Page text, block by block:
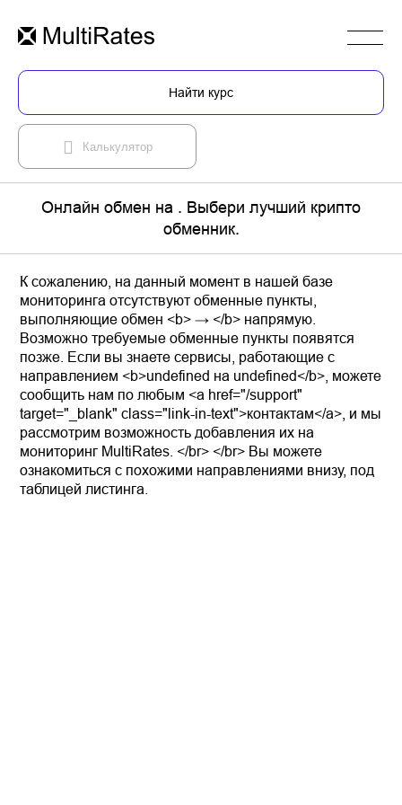
Найти курс
Калькулятор
Онлайн обмен на . Выбери лучший крипто
обменник.
К сожалению, на данный момент в нашей базе
мониторинга отсутствуют обменные пункты,
выполняющие обмен <b> → </b> напрямую.
Возможно требуемые обменные пункты появятся
позже. Если вы знаете сервисы, работающие с
направлением <b>undefined на undefined</b>, можете
сообщить нам по любым <a href="/support"
target="_blank" class="link-in-text">контактам</a>, и мы
рассмотрим возможность добавления их на
мониторинг MultiRates. </br> </br> Вы можете
ознакомиться с похожими направлениями внизу, под
таблицей листинга.